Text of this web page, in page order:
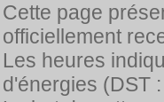
Cette page
officiellement
Les heures
d'énergies (DST